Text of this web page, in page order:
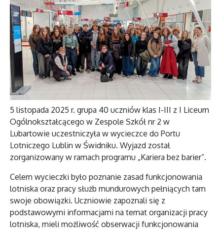
5 listopada 2025 r. grupa 40 uczniów klas I-III z I Liceum
Ogólnokształcącego w Zespole Szkół nr 2 w
Lubartowie uczestniczyła w wycieczce do Portu
Lotniczego Lublin w Świdniku. Wyjazd został
zorganizowany w ramach programu „Kariera bez barier”.
Celem wycieczki było poznanie zasad funkcjonowania
lotniska oraz pracy służb mundurowych pełniących tam
swoje obowiązki. Uczniowie zapoznali się z
podstawowymi informacjami na temat organizacji pracy
lotniska, mieli możliwość obserwacji funkcjonowania